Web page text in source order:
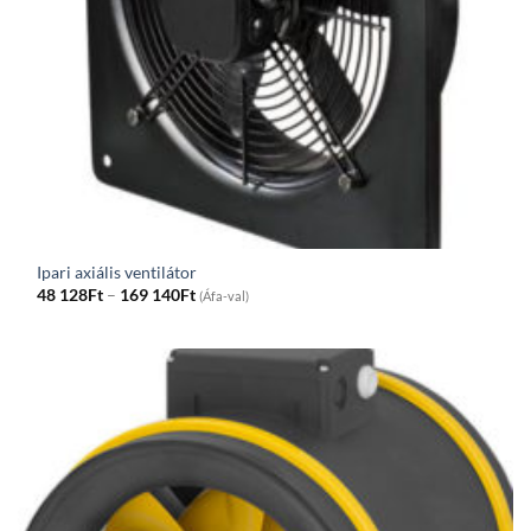
Ipari axiális ventilátor
48 128Ft – 169 140FtPrice
range:
through
(Áfa-val)